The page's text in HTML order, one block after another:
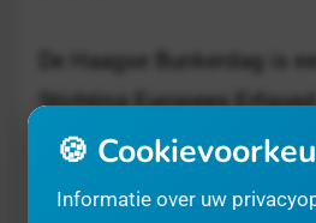
De Haagse Bunkerdag is
Stichting Europees
stichting wil de betekenis
🍪
Informatie over uw